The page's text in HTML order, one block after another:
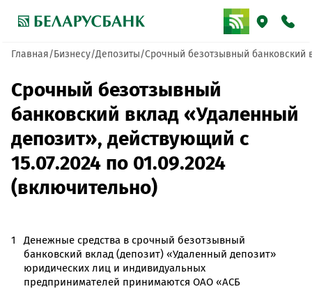
Главная Бизнесу Депозиты Срочный безотзывный банковский
Срочный безотзывный
банковский вклад «Удаленный
депозит», действующий с
15.07.2024 по 01.09.2024
(включительно)
Денежные средства в срочный безотзывный
банковский вклад (депозит) «Удаленный депозит»
юридических лиц и индивидуальных
предпринимателей принимаются ОАО «АСБ